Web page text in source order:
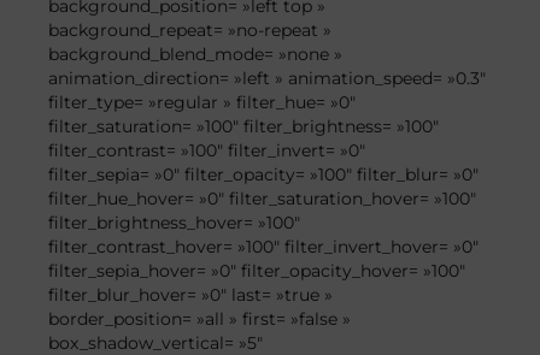
background_position= »left top »
background_repeat= »no-repeat »
background_blend_mode= »none »
animation_direction= »left » animation_speed= »0.3″
filter_type= »regular » filter_hue= »0″
filter_saturation= »100″ filter_brightness= »100″
filter_contrast= »100″ filter_invert= »0″
filter_sepia= »0″ filter_opacity= »100″ filter_blur= »0″
filter_hue_hover= »0″ filter_saturation_hover= »100″
filter_brightness_hover= »100″
filter_contrast_hover= »100″ filter_invert_hover= »0″
filter_sepia_hover= »0″ filter_opacity_hover= »100″
filter_blur_hover= »0″ last= »true »
border_position= »all » first= »false »
box_shadow_vertical= »5″